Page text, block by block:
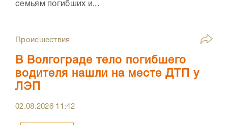
семьям погибших и...
Происшествия
В Волгограде тело погибшего
водителя нашли на месте ДТП у
ЛЭП
02.08.2026 11:42